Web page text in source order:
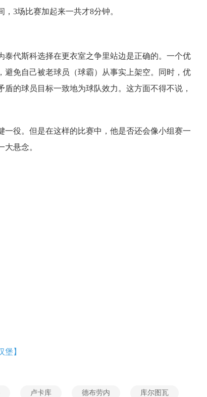
3场比赛加起来一共才8分钟。
泰代斯科选择在更衣室之争里站边是正确的。一个优
避免自己被老球员（球霸）从事实上架空。同时，优
的球员目标一致地为球队效力。这方面不得不说，
一役。但是在这样的比赛中，他是否还会像小组赛一
悬念。
】
卢卡库 德布劳内 库尔图瓦